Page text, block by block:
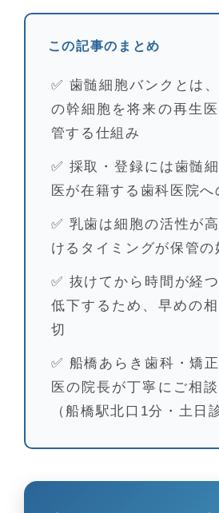
この記事のまとめ
✅ 歯髄細胞バンクとは
の幹細胞を将来の再生
管する仕組み
✅ 採取・登録には歯髄
医が在籍する歯科医院
✅ 乳歯は細胞の活性が
けるタイミングが保管の
✅ 抜けてから時間が経
低下するため、早めの
切
✅ 船橋あらき歯科・矯
医の院長が丁寧にご相
（船橋駅北口1分・土日